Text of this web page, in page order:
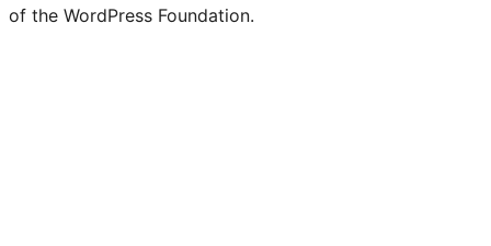
of the WordPress Foundation.